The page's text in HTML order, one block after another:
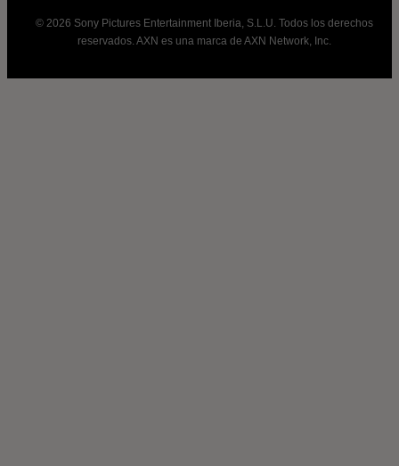
© 2026 Sony Pictures Entertainment Iberia, S.L.U. Todos los derechos
reservados. AXN es una marca de AXN Network, Inc.